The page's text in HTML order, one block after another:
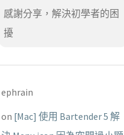
感謝分享，解決初學者的困
擾
ephrain
on [Mac] 使用 Bartender 5 解